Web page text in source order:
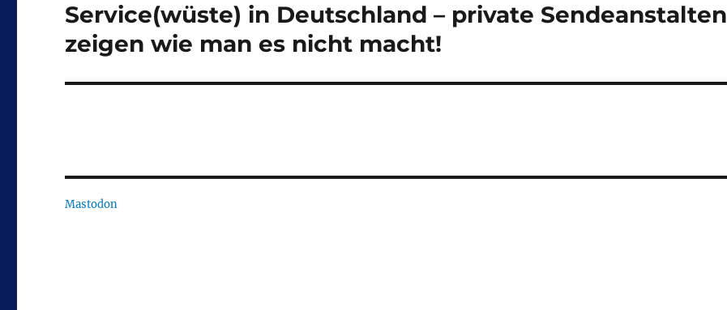
Nächster
Beitrag:
Service(wüste) in Deutschland – private Sendeanstalten
zeigen wie man es nicht macht!
Mastodon